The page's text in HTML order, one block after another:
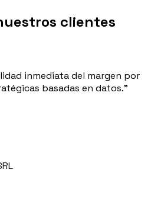
clientes
inmediata del margen por
basadas en datos.”